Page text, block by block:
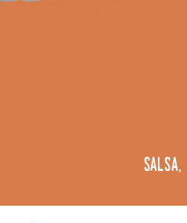
Salsa,